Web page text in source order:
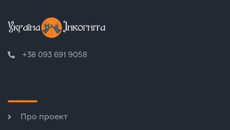
+38 093 691 9058
Про проект